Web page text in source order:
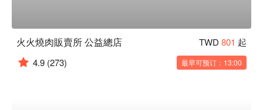
火火燒肉販賣所 公益總店 TWD 801 起
4.9 (273) 最早可预订：13:00